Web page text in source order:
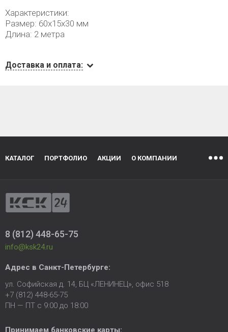
Характеристики:
Размер: 60х15х30 мм
Длина: 2 метра
Доставка и оплата:
КАТАЛОГ ПОРТФОЛИО АКЦИИ О КОМПАНИИ
8 (812) 448-65-75
info@ksk24.ru
Адрес в Санкт-Петербурге:
ул. Софийская д. 14, БЦ «ЛЕНИНЕЦ», офис 518
+7 (812) 448-65-75
ПН — ПТ с 9:00 до 18:00
Принимаем банковские карты: